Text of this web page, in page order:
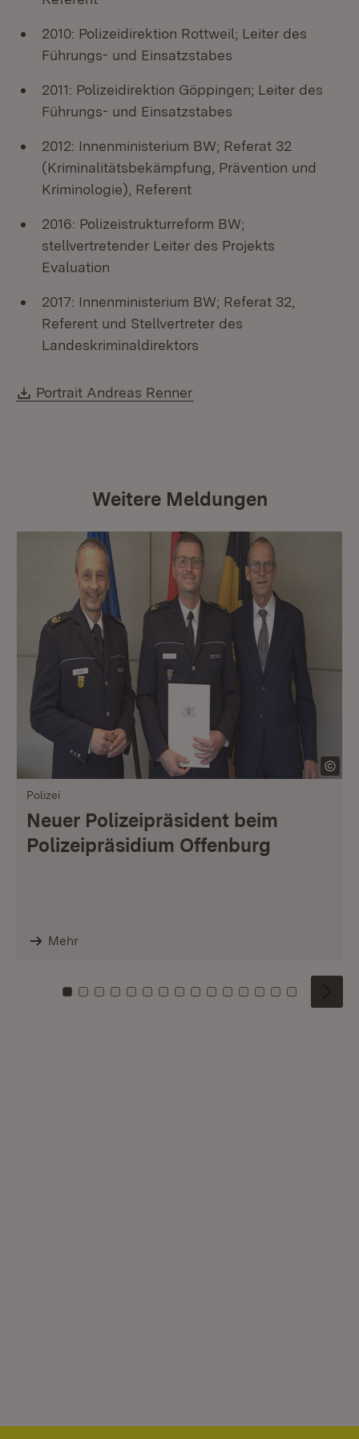
2010: Polizeidirektion Rottweil; Leiter des
Führungs- und Einsatzstabes
2011: Polizeidirektion Göppingen; Leiter des
Führungs- und Einsatzstabes
2012: Innenministerium BW; Referat 32
(Kriminalitätsbekämpfung, Prävention und
Kriminologie), Referent
2016: Polizeistrukturreform BW;
stellvertretender Leiter des Projekts
Evaluation
2017: Innenministerium BW; Referat 32,
Referent und Stellvertreter des
Landeskriminaldirektors
Download:
Portrait Andreas Renner
Weitere Meldungen
Polizei
Neuer Polizeipräsident beim
Polizeipräsidium Offenburg
Mehr
Zu Kachel: 0
Zu Kachel: 1
Zu Kachel: 2
Zu Kachel: 3
Zu Kachel: 4
Zu Kachel: 5
Zu Kachel: 6
Zu Kachel: 7
Zu Kachel: 8
Zu Kachel: 9
Zu Kachel: 10
Zu Kachel: 11
Zu Kachel: 12
Zu Kachel:
Zu